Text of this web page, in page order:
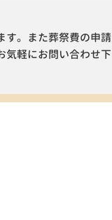
す。また葬祭費の申請
気軽にお問い合わせ下